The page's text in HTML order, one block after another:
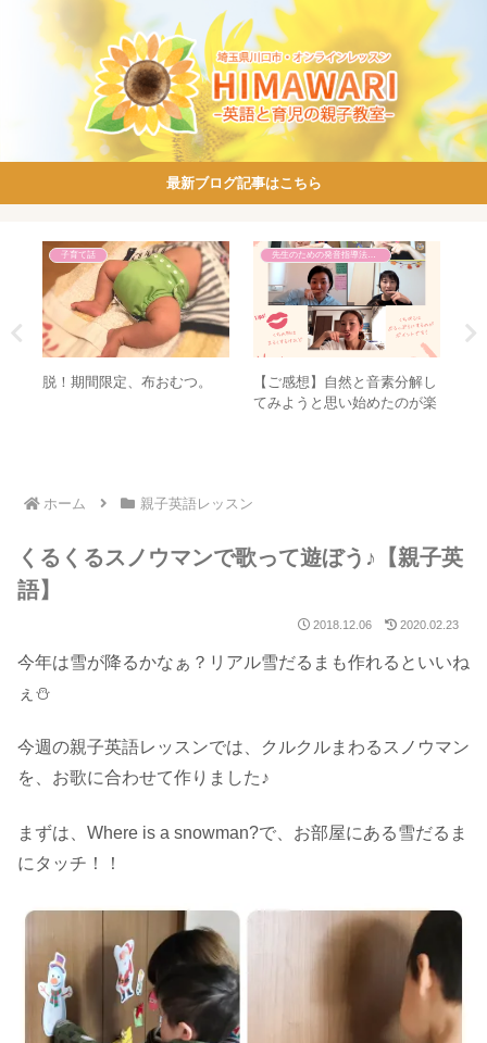
最新ブログ記事はこちら
子育て話
脱！期間限定、布おむつ。
先生のための発音指導法講座
【ご感想】自然と音素分解し
てみようと思い始めたのが楽
ホーム 親子英語レッスン
くるくるスノウマンで歌って遊ぼう♪【親子英
語】
2018.12.06 2020.02.23
今年は雪が降るかなぁ？リアル雪だるまも作れるといいね
ぇ⛄
今週の親子英語レッスンでは、クルクルまわるスノウマン
を、お歌に合わせて作りました♪
まずは、Where is a snowman?で、お部屋にある雪だるま
にタッチ！！